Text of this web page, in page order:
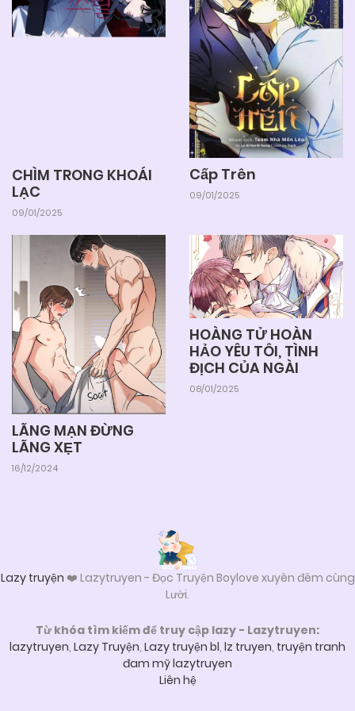
CHÌM TRONG KHOÁI
LẠC
09/01/2025
Cấp Trên
09/01/2025
LÃNG MẠN ĐỪNG
LÃNG XẸT
16/12/2024
HOÀNG TỬ HOÀN
HẢO YÊU TÔI, TÌNH
ĐỊCH CỦA NGÀI
08/01/2025
Lazy truyện ❤️ Lazytruyen - Đọc Truyện Boylove xuyên đêm cùng
Lười.
Từ khóa tìm kiếm để truy cập lazy - Lazytruyen:
lazytruyen, Lazy Truyện, Lazy truyện bl, lz truyen, truyện tranh
đam mỹ lazytruyen
Liên hệ